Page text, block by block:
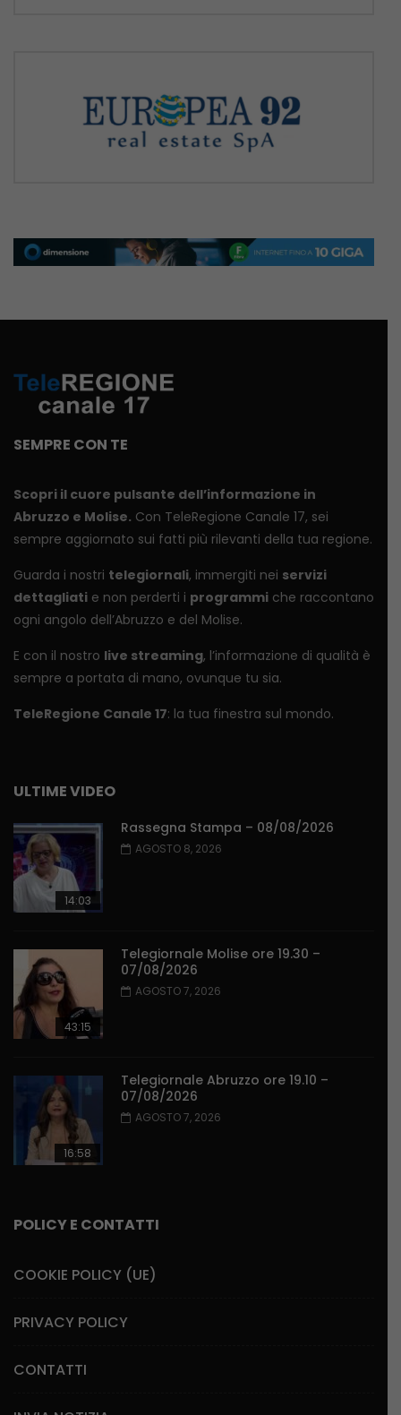
SEMPRE CON TE
Scopri il cuore pulsante dell’informazione in
Abruzzo e Molise. Con TeleRegione Canale 17, sei
sempre aggiornato sui fatti più rilevanti della tua regione.
Guarda i nostri telegiornali, immergiti nei servizi
dettagliati e non perderti i programmi che raccontano
ogni angolo dell’Abruzzo e del Molise.
E con il nostro live streaming, l’informazione di qualità è
sempre a portata di mano, ovunque tu sia.
TeleRegione Canale 17: la tua finestra sul mondo.
ULTIME VIDEO
14:03
Rassegna Stampa – 08/08/2026
AGOSTO 8, 2026
43:15
Telegiornale Molise ore 19.30 –
07/08/2026
AGOSTO 7, 2026
16:58
Telegiornale Abruzzo ore 19.10 –
07/08/2026
AGOSTO 7, 2026
POLICY E CONTATTI
COOKIE POLICY (UE)
PRIVACY POLICY
CONTATTI